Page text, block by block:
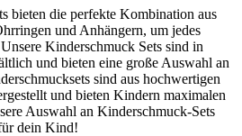
bieten die perfekte Kombination aus
und Anhängern, um jedes
Kinderschmuck Sets sind in
und bieten eine große Auswahl an
sind aus hochwertigen
und bieten Kindern maximalen
Auswahl an Kinderschmuck-Sets
dein Kind!